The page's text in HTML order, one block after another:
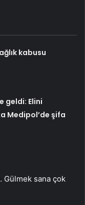
kabusu
geldi: Elini
Medipol’de şifa
Gülmek sana çok